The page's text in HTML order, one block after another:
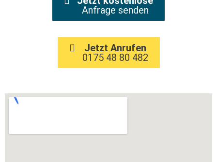
Anfrage senden
Jetzt Anrufen
0175 48 80 482